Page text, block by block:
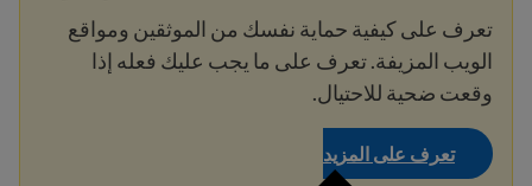
تعرف على كيفية حماية نفسك من الموثقين ومواقع
الويب المزيفة. تعرف على ما يجب عليك فعله إذا
وقعت ضحية للاحتيال.
تعرف على المزيد